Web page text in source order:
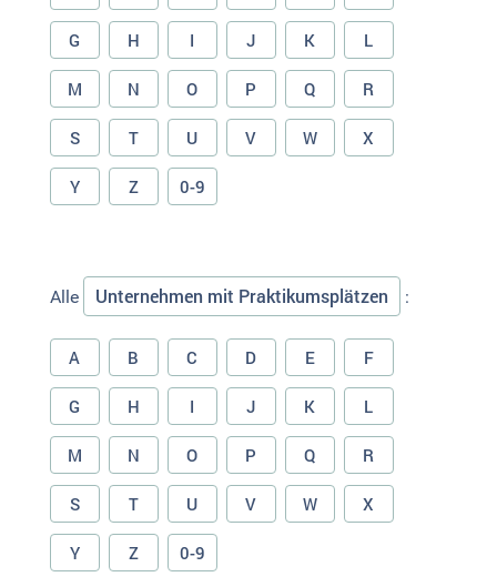
G H I J K L
M N O P Q R
S T U V W X
Y Z 0-9
Alle Unternehmen mit Praktikumsplätzen :
A B C D E F
G H I J K L
M N O P Q R
S T U V W X
Y Z 0-9